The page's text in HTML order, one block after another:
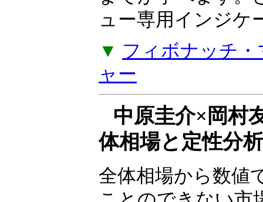
MACD、ストキャ
ネトレーション戦
までが学べます。
ュー専用インジケ
▼ フィボナッチ
ャー
中原圭介×岡